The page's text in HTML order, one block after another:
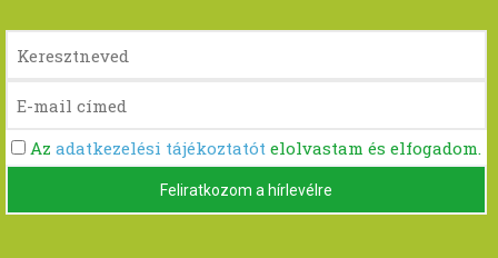
Az adatkezelési tájékoztatót elolvastam és elfogadom.
Feliratkozom a hírlevélre